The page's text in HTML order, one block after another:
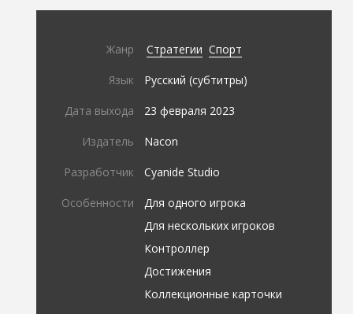
Жанр Стратегии Спорт
Язык Русский (субтитры)
Дата выхода 23 февраля 2023
Издатель Nacon
Разработчик Cyanide Studio
Особенности
Для одного игрока
Для нескольких игроков
Контроллер
Достижения
Коллекционные карточки